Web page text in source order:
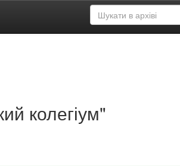
колегіум"